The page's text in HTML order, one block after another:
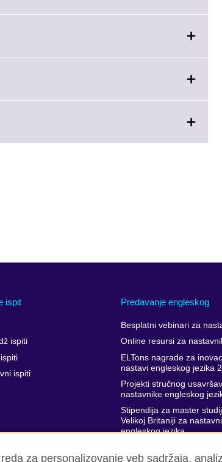
ispit
ispiti
ispiti
Predavanje engleskog
Besplatni vebinari za
Online resursi za
ELTons nagrade za
nastavi engleskog jezika
Projekti stručnog
nastavnike engleskog
Stipendija za master
Velikoj Britaniji za
engleskog jezika
nastavnika
za personalizovanje veb sadržaja,